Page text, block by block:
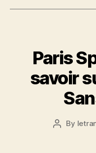
Paris
savoir
Post
By